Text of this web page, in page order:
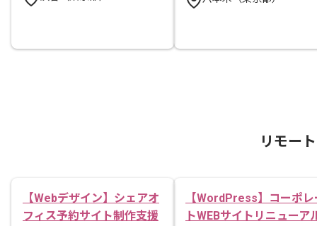
リモー
【Webデザイン】シェアオ
フィス予約サイト制作支援
【WordPress】コーポレ
トWEBサイトリニューア